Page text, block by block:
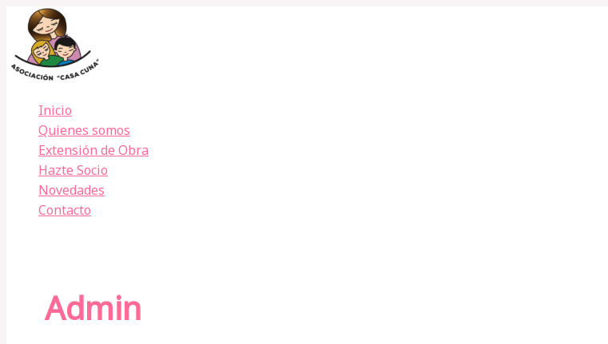
contenido
Inicio
Quienes somos
Extensión de Obra
Hazte Socio
Novedades
Contacto
Admin